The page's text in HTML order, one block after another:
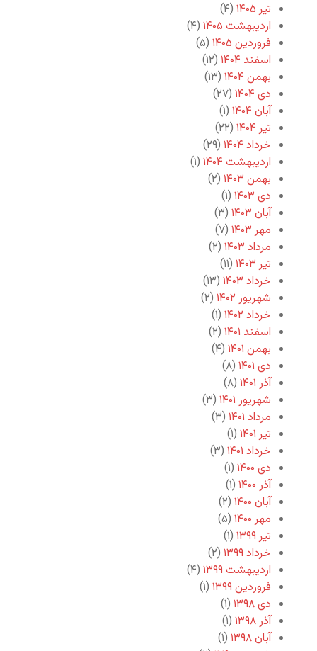
تیر ۱۴۰۵
(۴)
اردیبهشت ۱۴۰۵
(۴)
فروردین ۱۴۰۵
(۵)
اسفند ۱۴۰۴
(۱۲)
بهمن ۱۴۰۴
(۱۳)
دی ۱۴۰۴
(۲۷)
آبان ۱۴۰۴
(۱)
تیر ۱۴۰۴
(۲۲)
خرداد ۱۴۰۴
(۲۹)
اردیبهشت ۱۴۰۴
(۱)
بهمن ۱۴۰۳
(۲)
دی ۱۴۰۳
(۱)
آبان ۱۴۰۳
(۳)
مهر ۱۴۰۳
(۷)
مرداد ۱۴۰۳
(۲)
تیر ۱۴۰۳
(۱۱)
خرداد ۱۴۰۳
(۱۳)
شهریور ۱۴۰۲
(۲)
خرداد ۱۴۰۲
(۱)
اسفند ۱۴۰۱
(۲)
بهمن ۱۴۰۱
(۴)
دی ۱۴۰۱
(۸)
آذر ۱۴۰۱
(۸)
شهریور ۱۴۰۱
(۳)
مرداد ۱۴۰۱
(۳)
تیر ۱۴۰۱
(۱)
خرداد ۱۴۰۱
(۳)
دی ۱۴۰۰
(۱)
آذر ۱۴۰۰
(۱)
آبان ۱۴۰۰
(۲)
مهر ۱۴۰۰
(۵)
تیر ۱۳۹۹
(۱)
خرداد ۱۳۹۹
(۲)
اردیبهشت ۱۳۹۹
(۴)
فروردین ۱۳۹۹
(۱)
دی ۱۳۹۸
(۱)
آذر ۱۳۹۸
(۱)
آبان ۱۳۹۸
(۱)